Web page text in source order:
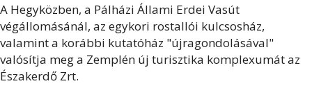
A Hegyközben, a Pálházi Állami Erdei Vasút
végállomásánál, az egykori rostallói kulcsosház,
valamint a korábbi kutatóház "újragondolásával"
valósítja meg a Zemplén új turisztika komplexumát az
Északerdő Zrt.